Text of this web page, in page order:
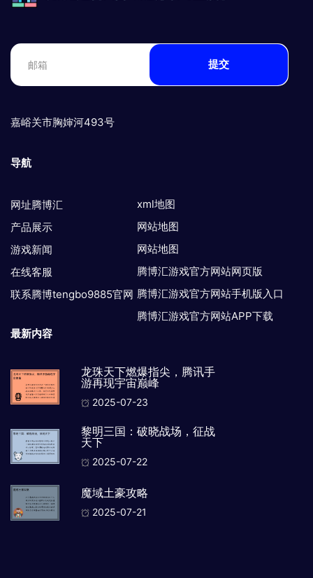
提交
嘉峪关市胸婶河493号
导航
网址腾博汇
产品展示
游戏新闻
在线客服
联系腾博tengbo9885官网
xml地图
网站地图
网站地图
腾博汇游戏官方网站网页版
腾博汇游戏官方网站手机版入口
腾博汇游戏官方网站APP下载
最新内容
龙珠天下燃爆指尖，腾讯手
游再现宇宙巅峰
2025-07-23
黎明三国：破晓战场，征战
天下
2025-07-22
魔域土豪攻略
2025-07-21